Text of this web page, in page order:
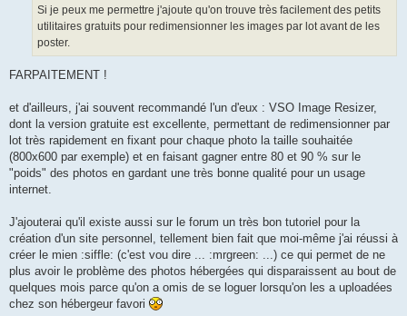
Si je peux me permettre j'ajoute qu'on trouve très facilement des petits
utilitaires gratuits pour redimensionner les images par lot avant de les
poster.
FARPAITEMENT !
et d'ailleurs, j'ai souvent recommandé l'un d'eux : VSO Image Resizer,
dont la version gratuite est excellente, permettant de redimensionner par
lot très rapidement en fixant pour chaque photo la taille souhaitée
(800x600 par exemple) et en faisant gagner entre 80 et 90 % sur le
"poids" des photos en gardant une très bonne qualité pour un usage
internet.
J'ajouterai qu'il existe aussi sur le forum un très bon tutoriel pour la
création d'un site personnel, tellement bien fait que moi-même j'ai réussi à
créer le mien :siffle: (c'est vou dire ... :mrgreen: ...) ce qui permet de ne
plus avoir le problème des photos hébergées qui disparaissent au bout de
quelques mois parce qu'on a omis de se loguer lorsqu'on les a uploadées
chez son hébergeur favori